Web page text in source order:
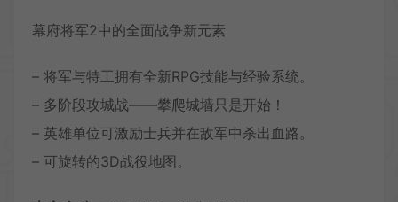
幕府将军2中的全面战争新元素
– 将军与特工拥有全新RPG技能与经验系统。
– 多阶段攻城战——攀爬城墙只是开始！
– 英雄单位可激励士兵并在敌军中杀出血路。
– 可旋转的3D战役地图。